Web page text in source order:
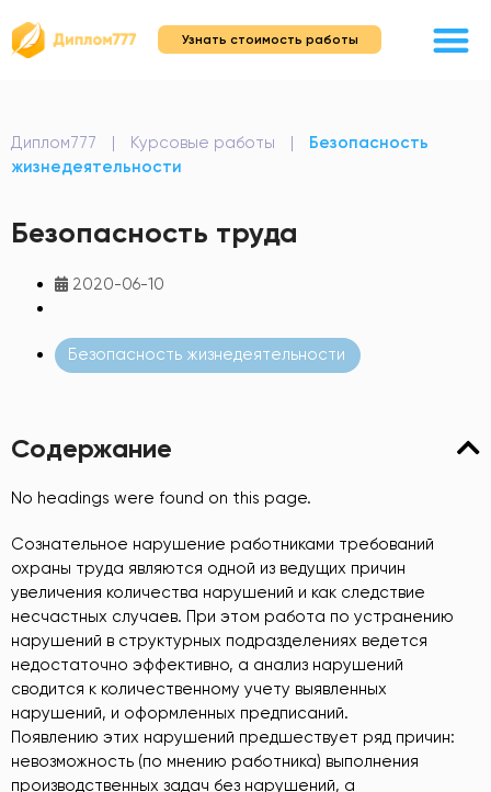
Узнать стоимость работы
Диплом777 | Курсовые работы |
Безопасность
жизнедеятельности
Безопасность труда
2020-06-10
Безопасность жизнедеятельности
Содержание
No headings were found on this page.
Сознательное нарушение работниками требований
охраны труда являются одной из ведущих причин
увеличения количества нарушений и как следствие
несчастных случаев. При этом работа по устранению
нарушений в структурных подразделениях ведется
недостаточно эффективно, а анализ нарушений
сводится к количественному учету выявленных
нарушений, и оформленных предписаний.
Появлению этих нарушений предшествует ряд причин:
невозможность (по мнению работника) выполнения
производственных задач без нарушений, а